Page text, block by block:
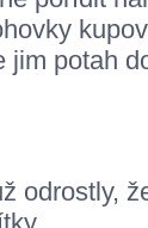
jim potah
odrostly,